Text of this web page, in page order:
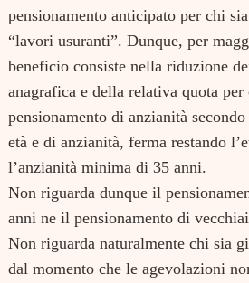
pensionamento anticipato per chi
“lavori usuranti”. Dunque, per
beneficio consiste nella riduzione
anagrafica e della relativa quota per
pensionamento di anzianità
età e di anzianità, ferma restando
l’anzianità minima di 35 anni.
Non riguarda dunque il
anni ne il pensionamento di
Non riguarda naturalmente chi sia
dal momento che le agevolazioni